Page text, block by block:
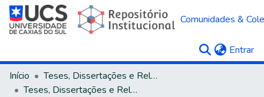
Comunidades &
Entrar
Início
Teses, Dissertações e Relatórios
Teses, Dissertações e Relatórios defendidos na UCS